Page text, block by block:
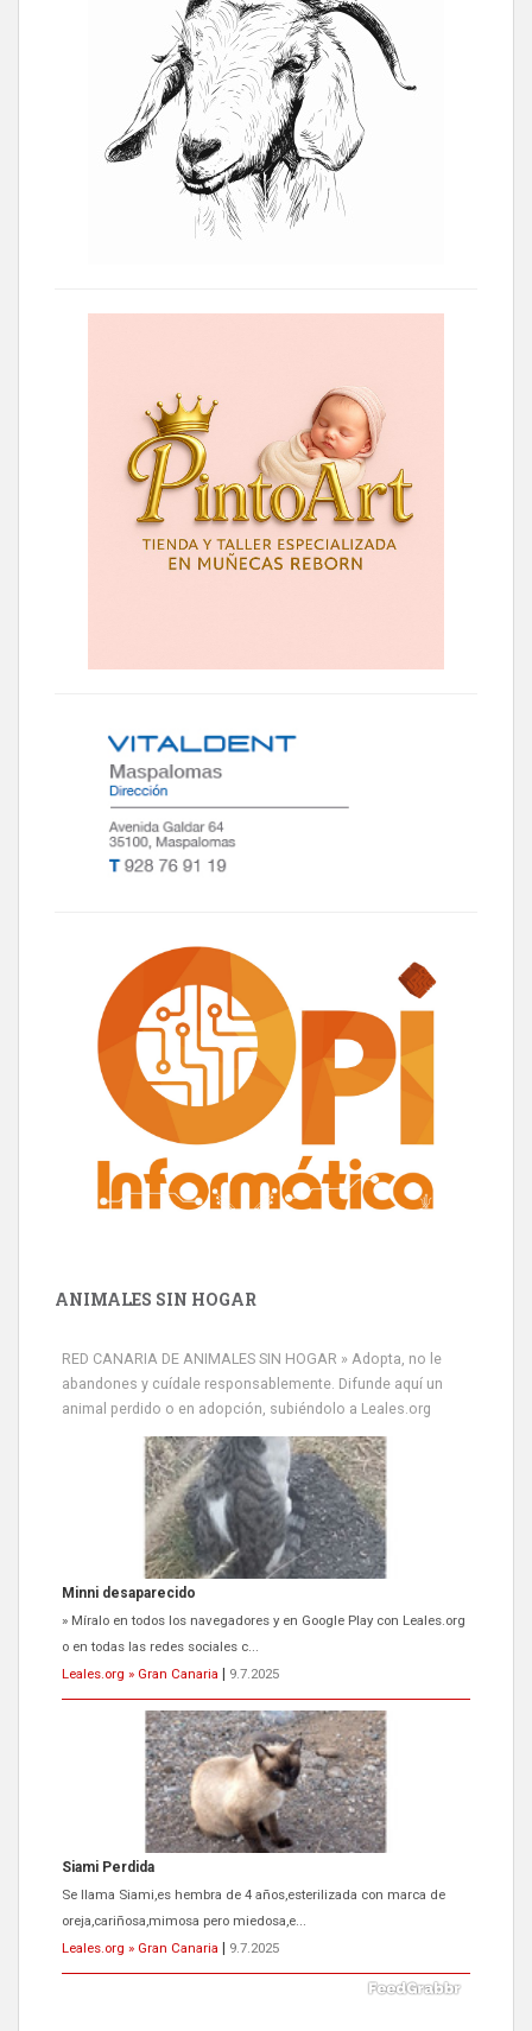
ANIMALES SIN HOGAR
RED CANARIA DE ANIMALES SIN HOGAR » Adopta, no le
abandones y cuídale responsablemente. Difunde aquí un
animal perdido o en adopción, subiéndolo a Leales.org
Minni desaparecido
» Míralo en todos los navegadores y en Google Play con Leales.org
o en todas las redes sociales c...
Leales.org » Gran Canaria
9.7.2025
Siami Perdida
Se llama Siami,es hembra de 4 años,esterilizada con marca de
oreja,cariñosa,mimosa pero miedosa,e...
Leales.org » Gran Canaria
9.7.2025